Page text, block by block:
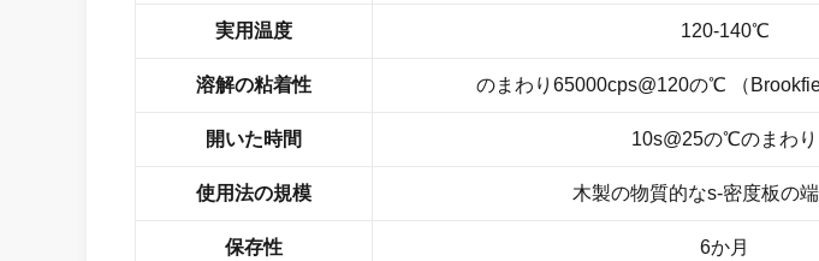
実用温度 120-140℃
溶解の粘着性 のまわり65000cps@120の℃ （
開いた時間 10s@25の℃のまわり
使用法の規模 木製の物質的なs-密度板の
保存性 6か月